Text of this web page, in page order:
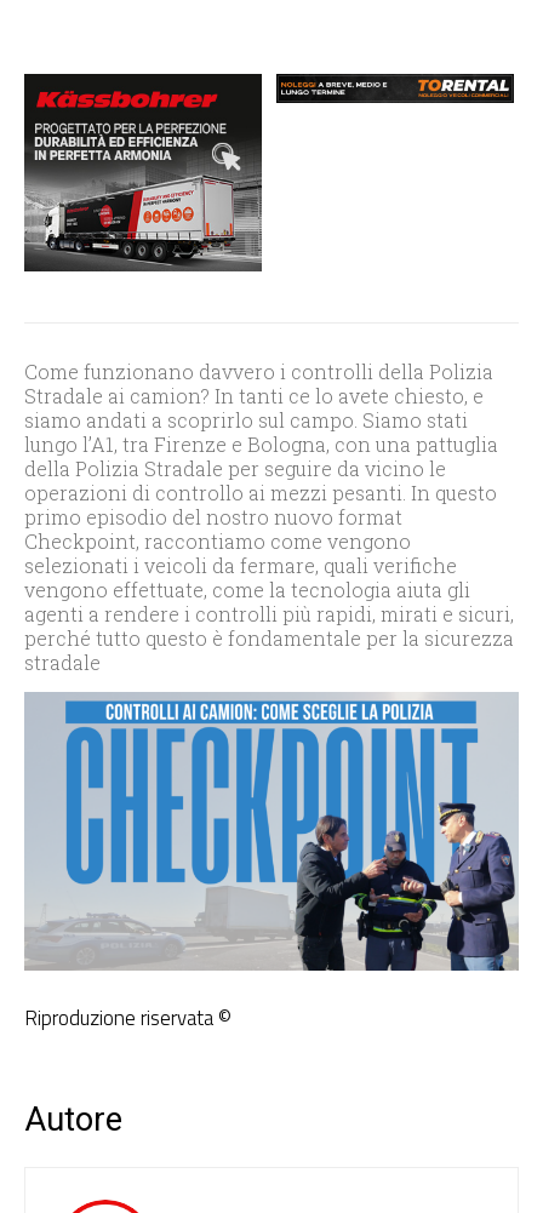
Come funzionano davvero i controlli della Polizia
Stradale ai camion? In tanti ce lo avete chiesto, e
siamo andati a scoprirlo sul campo. Siamo stati
lungo l’A1, tra Firenze e Bologna, con una pattuglia
della Polizia Stradale per seguire da vicino le
operazioni di controllo ai mezzi pesanti. In questo
primo episodio del nostro nuovo format
Checkpoint, raccontiamo come vengono
selezionati i veicoli da fermare, quali verifiche
vengono effettuate, come la tecnologia aiuta gli
agenti a rendere i controlli più rapidi, mirati e sicuri,
perché tutto questo è fondamentale per la sicurezza
stradale
Riproduzione riservata ©
Autore